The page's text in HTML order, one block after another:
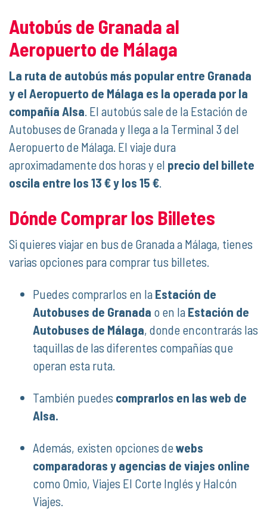
Autobús de Granada al
Aeropuerto de Málaga
La ruta de autobús más popular entre Granada
y el Aeropuerto de Málaga es la operada por la
compañía Alsa . El autobús sale de la Estación de
Autobuses de Granada y llega a la Terminal 3 del
Aeropuerto de Málaga. El viaje dura
aproximadamente dos horas y el precio del billete
oscila entre los 13 € y los 15 €
Dónde Comprar los Billetes
Si quieres viajar en bus de Granada a Málaga, tienes
varias opciones para comprar tus billetes.
Puedes comprarlos en la Estación de
Autobuses de Granada o en la Estación de
Autobuses de Málaga, donde encontrarás las
taquillas de las diferentes compañías que
operan esta ruta.
También puedes comprarlos en las web de
Alsa.
Además, existen opciones dewebs
comparadoras y agencias de viajes online
como Omio, Viajes El Corte Inglés y Halcón
Viajes.